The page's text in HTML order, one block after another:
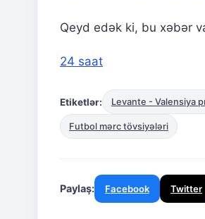
Qeyd edək ki, bu xəbər
24 saat
Etiketlər: Levante - Valensiya
Futbol mərc tövsiyələri
Paylaş: Facebook Twitter